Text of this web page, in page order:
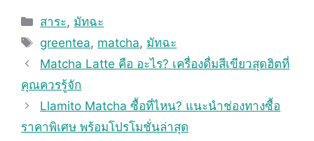
Categories
สาระ, มัทฉะ
Tags
greentea, matcha, มัทฉะ
Matcha Latte คือ อะไร? เครื่องดื่มสีเขียวสุดฮิตที่
คุณควรรู้จัก
Llamito Matcha ซื้อที่ไหน? แนะนำช่องทางซื้อ
ราคาพิเศษ พร้อมโปรโมชั่นล่าสุด